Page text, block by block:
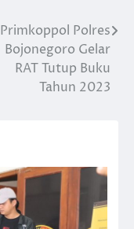
Primkoppol Polres
Bojonegoro Gelar
RAT Tutup Buku
Tahun 2023